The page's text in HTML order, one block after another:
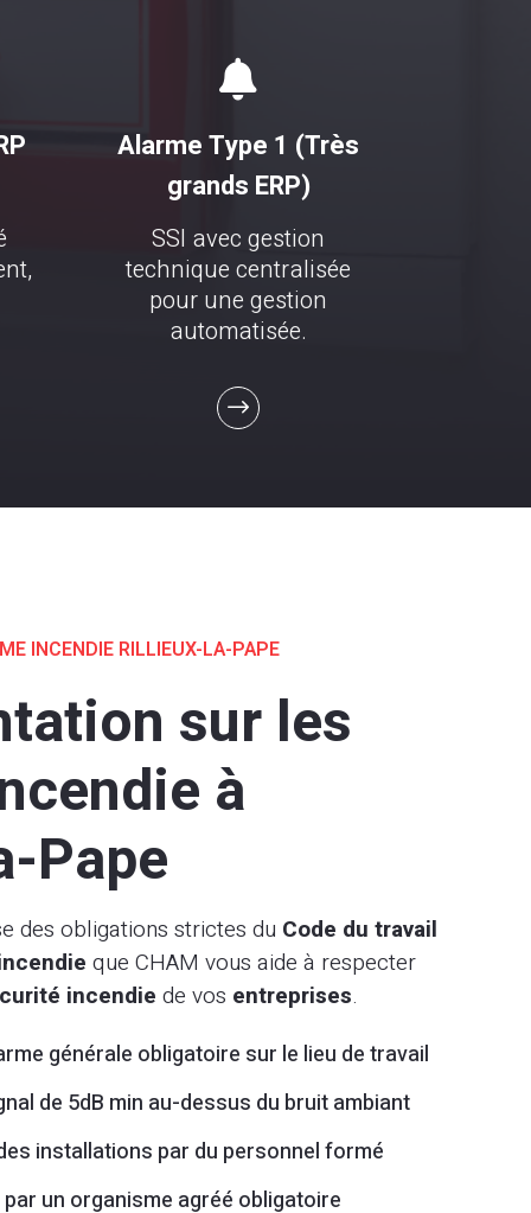

Alarme Type 1 (Très
grands ERP)
SSI avec gestion
technique centralisée
pour une gestion
automatisée.
INCENDIE RILLIEUX-LA-PAPE
sur les
à
Pape
des obligations strictes du Code du travail
que CHAM vous aide à respecter
incendie de vos entreprises.
générale obligatoire sur le lieu de travail
de 5dB min au-dessus du bruit ambiant
installations par du personnel formé
un organisme agréé obligatoire